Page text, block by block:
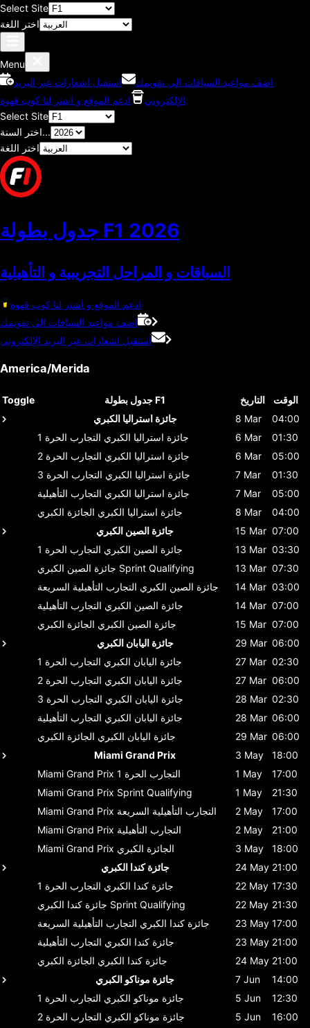
Select Site
اختر اللغة
Menu
اضف مواعيد السباقات الي تقويمك
استقبل اشعارات عبر البريد
الإلكتروني
ادعم الموقع و اشتر لنا كوب قهوة
Select Site
اختر السنة...
اختر اللغة
جدول بطولة F1 2026
السباقات و المراحل التجريبية و التأهيلية
ادعم الموقع و اشتر لنا كوب قهوة
اضف مواعيد السباقات الي تقويمك
استقبل اشعارات عبر البريد الإلكتروني
America/Merida
Toggle جدول بطولة F1 التاريخ
الوقت
جائزة استراليا الكبري
8 Mar
04:00
جائزة استراليا الكبري التجارب الحرة 1 6 Mar
01:30
جائزة استراليا الكبري التجارب الحرة 2 6 Mar
05:00
جائزة استراليا الكبري التجارب الحرة 3 7 Mar
01:30
جائزة استراليا الكبري التجارب التأهيلية 7 Mar
05:00
جائزة استراليا الكبري الجائزة الكبري 8 Mar
04:00
جائزة الصين الكبري
15 Mar 07:00
جائزة الصين الكبري التجارب الحرة 1 13 Mar 03:30
جائزة الصين الكبري Sprint Qualifying 13 Mar 07:30
جائزة الصين الكبري التجارب التأهيلية السريعة 14 Mar 03:00
جائزة الصين الكبري التجارب التأهيلية 14 Mar 07:00
جائزة الصين الكبري الجائزة الكبري 15 Mar 07:00
جائزة اليابان الكبري
29 Mar 06:00
جائزة اليابان الكبري التجارب الحرة 1 27 Mar 02:30
جائزة اليابان الكبري التجارب الحرة 2 27 Mar 06:00
جائزة اليابان الكبري التجارب الحرة 3 28 Mar 02:30
جائزة اليابان الكبري التجارب التأهيلية 28 Mar 06:00
جائزة اليابان الكبري الجائزة الكبري 29 Mar 06:00
Miami Grand Prix
3 May
18:00
Miami Grand Prix
التجارب الحرة 1 1 May
17:00
Miami Grand Prix Sprint Qualifying 1 May
21:30
Miami Grand Prix التجارب التأهيلية السريعة 2 May
17:00
Miami Grand Prix التجارب التأهيلية 2 May
21:00
Miami Grand Prix الجائزة الكبري 3 May
18:00
جائزة كندا الكبري
24 May 21:00
جائزة كندا الكبري التجارب الحرة 1 22 May 17:30
جائزة كندا الكبري Sprint Qualifying 22 May 21:30
جائزة كندا الكبري التجارب التأهيلية السريعة 23 May 17:00
جائزة كندا الكبري التجارب التأهيلية 23 May 21:00
جائزة كندا الكبري الجائزة الكبري 24 May 21:00
جائزة موناكو الكبري
7 Jun
14:00
جائزة موناكو الكبري التجارب الحرة 1 5 Jun
12:30
جائزة موناكو الكبري التجارب الحرة 2 5 Jun
16:00